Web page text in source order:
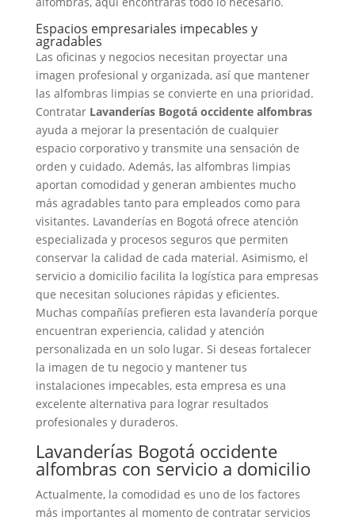
Espacios empresariales impecables y
agradables
Las oficinas y negocios necesitan proyectar una
imagen profesional y organizada, así que mantener
las alfombras limpias se convierte en una prioridad.
Contratar Lavanderías Bogotá occidente alfombras
ayuda a mejorar la presentación de cualquier
espacio corporativo y transmite una sensación de
orden y cuidado. Además, las alfombras limpias
aportan comodidad y generan ambientes mucho
más agradables tanto para empleados como para
visitantes. Lavanderías en Bogotá ofrece atención
especializada y procesos seguros que permiten
conservar la calidad de cada material. Asimismo, el
servicio a domicilio facilita la logística para empresas
que necesitan soluciones rápidas y eficientes.
Muchas compañías prefieren esta lavandería porque
encuentran experiencia, calidad y atención
personalizada en un solo lugar. Si deseas fortalecer
la imagen de tu negocio y mantener tus
instalaciones impecables, esta empresa es una
excelente alternativa para lograr resultados
profesionales y duraderos.
Lavanderías Bogotá occidente
alfombras con servicio a domicilio
Actualmente, la comodidad es uno de los factores
más importantes al momento de contratar servicios